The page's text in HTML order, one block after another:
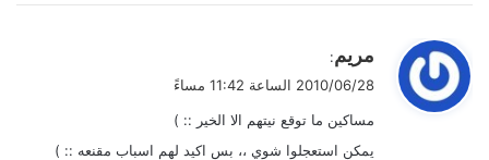
ل
مريم:
2010/06/28 الساعة 11:42 مساءً
مساكين ما توقع نيتهم الا الخير :: )
يمكن استعجلوا شوي ،، بس اكيد لهم اسباب مقنعه :: )